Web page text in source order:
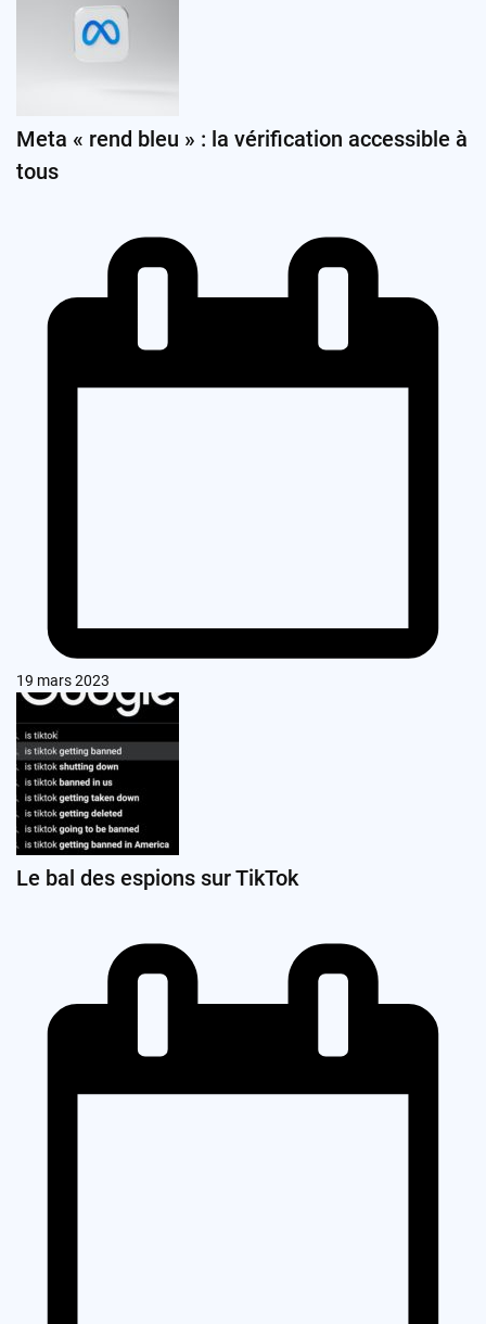
Meta « rend bleu » : la vérification accessible à
tous
19 mars 2023
Le bal des espions sur TikTok